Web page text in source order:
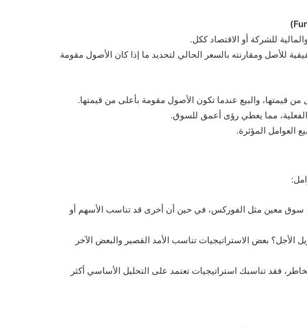
للشركة أو الاقتصاد ككل.
للأصل ومقارنته بالسعر الحالي لتحديد ما إذا كان الأصول مقومة
قيمتها، والبيع عندما تكون الأصول مقومة بأعلى من قيمتها.
الفعلية، مما يعطي رؤى أعمق للسوق.
العوامل المؤثرة.
سوق معين مثل الفوركس، في حين أن أخرى قد تناسب الأسهم أو
الأجل؟ بعض الاستراتيجيات تناسب الأمد القصير والبعض الآخر
فقد تناسبك استراتيجيات تعتمد على التحليل الأساسي أكثر